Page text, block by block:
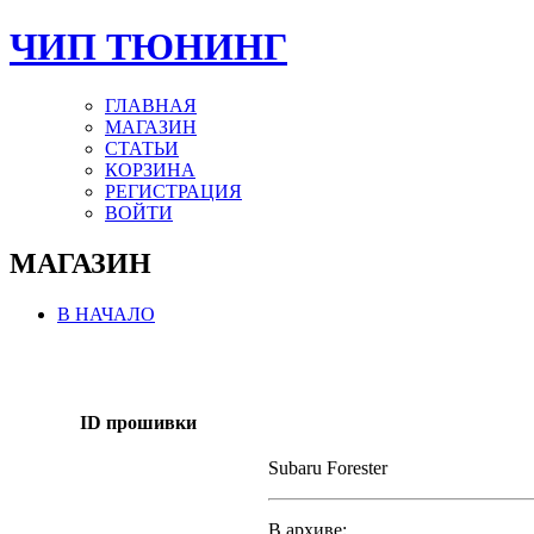
ЧИП ТЮНИНГ
ГЛАВНАЯ
МАГАЗИН
СТАТЬИ
КОРЗИНА
РЕГИСТРАЦИЯ
ВОЙТИ
МАГАЗИН
В НАЧАЛО
ID прошивки
Subaru Forester
В архиве: